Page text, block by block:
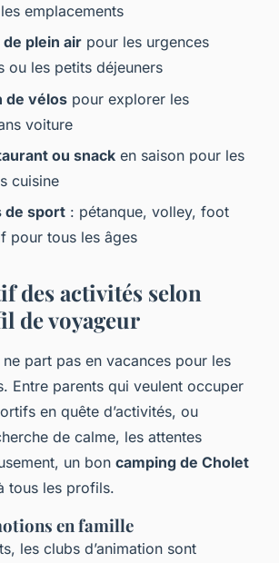
emplacements
de plein air pour les urgences
ou les petits déjeuners
de vélos pour explorer les
voiture
ou snack en saison pour les
cuisine
de sport : pétanque, volley, foot
pour tous les âges
des activités selon
de voyageur
part pas en vacances pour les
Entre parents qui veulent occuper
en quête d’activités, ou
de calme, les attentes
un bon camping de Cholet
tous les profils.
en famille
les clubs d’animation sont